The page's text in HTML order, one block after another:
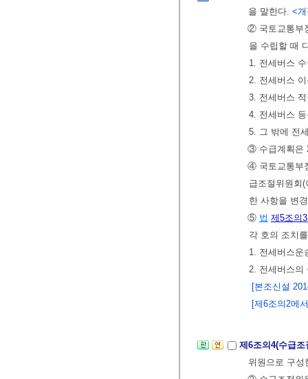
을 말한다. <
② 국토교통부
을 수립할 때
1. 전세버스
2. 전세버스
3. 전세버스
4. 전세버스
5. 그 밖에 전
③ 수급계획은
④ 국토교통부
급조절위원회
한 사항을 변
⑤ 법 제5조의3
각 호의 조치
1. 전세버스운
2. 전세버스의
[본조신설
[제6조의2에
제6조의4(수급
위원으로 구성